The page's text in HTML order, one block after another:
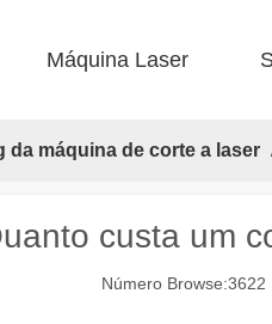
Máquina Laser
da máquina de corte a laser
custa um
Número Browse:3622